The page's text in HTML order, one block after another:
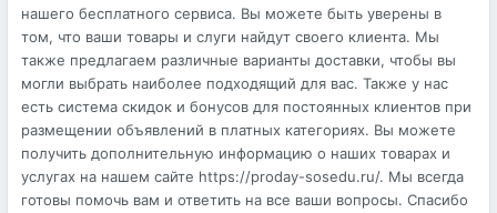
нашего бесплатного сервиса. Вы можете быть уверены в
том, что ваши товары и слуги найдут своего клиента. Мы
также предлагаем различные варианты доставки, чтобы вы
могли выбрать наиболее подходящий для вас. Также у нас
есть система скидок и бонусов для постоянных клиентов при
размещении объявлений в платных категориях. Вы можете
получить дополнительную информацию о наших товарах и
услугах на нашем сайте https://proday-sosedu.ru/. Мы всегда
готовы помочь вам и ответить на все ваши вопросы. Спасибо